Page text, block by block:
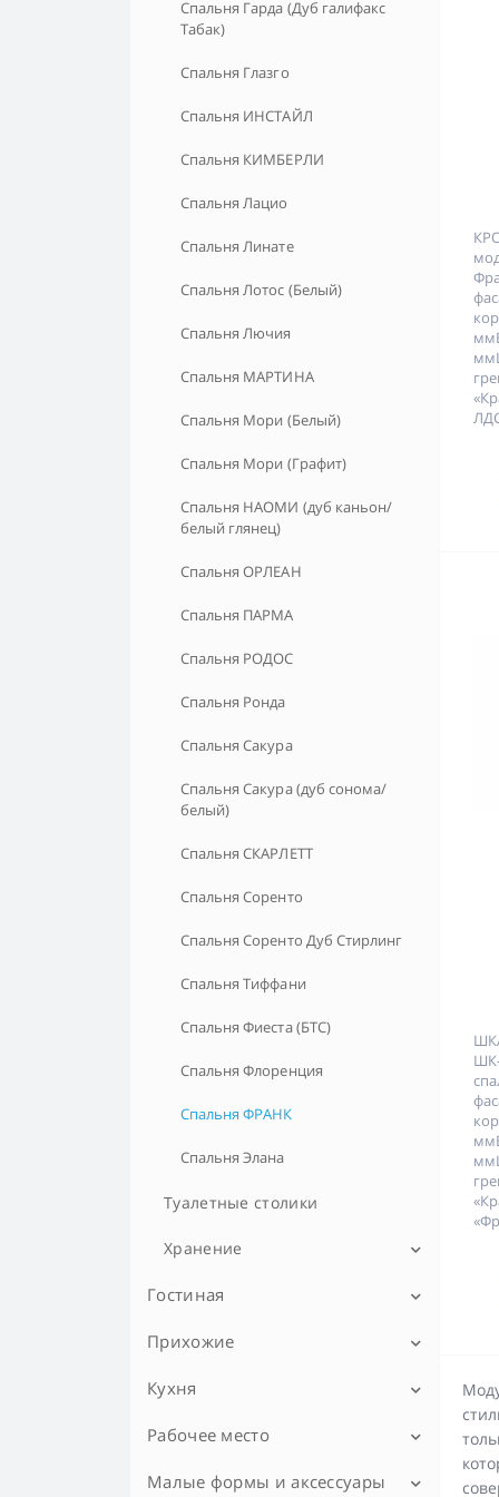
Спальня Гарда (Дуб галифакс
Табак)
Спальня Глазго
Спальня ИНСТАЙЛ
Спальня КИМБЕРЛИ
Спальня Лацио
Спальня Линате
Спальня Лотос (Белый)
Спальня Лючия
Спальня МАРТИНА
Спальня Мори (Белый)
Спальня Мори (Графит)
Спальня НАОМИ (дуб каньон/
белый глянец)
Спальня ОРЛЕАН
Спальня ПАРМА
Спальня РОДОС
Спальня Ронда
Спальня Сакура
Спальня Сакура (дуб сонома/
белый)
Спальня СКАРЛЕТТ
Спальня Соренто
Спальня Соренто Дуб Стирлинг
Спальня Тиффани
Спальня Фиеста (БТС)
Спальня Флоренция
Спальня ФРАНК
Спальня Элана
Туалетные столики
Хранение
Комоды
Шкафы распашные в спальню
Гостиная
Модульные гостиные
Гостиная EVORA (Эвора)
Гостиная JAGGER
Гостиная АФИНА (Сонома-Анкор)
Стенки и горки для гостиной
Столы в гостиную
Журнальные столики
ТВ тумбы
Прихожие
Вешалки
Модульные прихожие
Прихожая Инна
Прихожие - готовые решения
Кухня
Кухни - готовые решения
Кухонные столы
Рабочее место
Кабинеты
Малые формы и аксессуары